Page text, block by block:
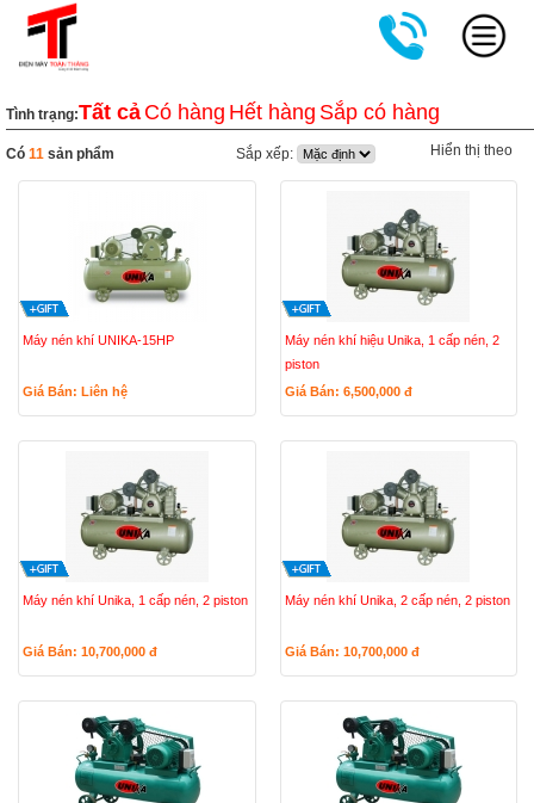
Tình trạng:Tất cả Có hàng Hết hàng Sắp có hàng
Có 11 sản phẩm Sắp xếp: Hiển thị theo
Máy nén khí UNIKA-15HP
Giá Bán: Liên hệ
Máy nén khí hiệu Unika, 1 cấp nén, 2
piston
Giá Bán: 6,500,000 đ
Máy nén khí Unika, 1 cấp nén, 2 piston
Giá Bán: 10,700,000 đ
Máy nén khí Unika, 2 cấp nén, 2 piston
Giá Bán: 10,700,000 đ